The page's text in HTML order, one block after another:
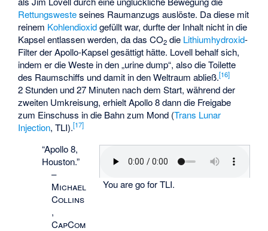
Rettungswesteseines Raumanzugs auslöste. Da diese mit
reinem Kohlendioxidgefüllt war, durfte der Inhalt nicht in die
Kapsel entlassen werden, da das CO2 die Lithiumhydroxid-
Filter der Apollo-Kapsel gesättigt hätte. Lovell behalf sich,
indem er die Weste in den „urine dump“, also die Toilette
des Raumschiffs und damit in den Weltraum abließ.[16]
2 Stunden und 27 Minuten nach dem Start, während der
zweiten Umkreisung, erhielt Apollo 8 dann die Freigabe
zum Einschuss in die Bahn zum Mond (Trans Lunar
Injection, TLI).[17]
You are go for TLI.
“Apollo 8,
Houston.”
–
Michael
Collins
,
CapCom